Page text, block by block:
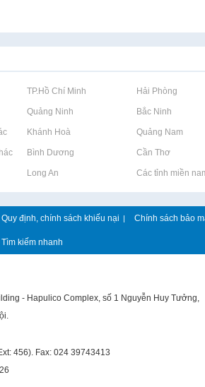
vặt tại TP.Hồ Chí Minh Rao vặt tại Hải Phòng
vặt tại Quảng Ninh Rao vặt tại Bắc Ninh
tại Khánh Hoà Rao vặt tại Quảng Nam
vặt tại Bình Dương Rao vặt tại Cần Thơ
vặt tại Long An Rao vặt tại Các tỉnh miền
Quy định, chính sách khiếu nại | Chính sách bảo
Tìm kiếm nhanh
- Hapulico Complex, số 1 Nguyễn Huy Tưởng,
456). Fax: 024 39743413